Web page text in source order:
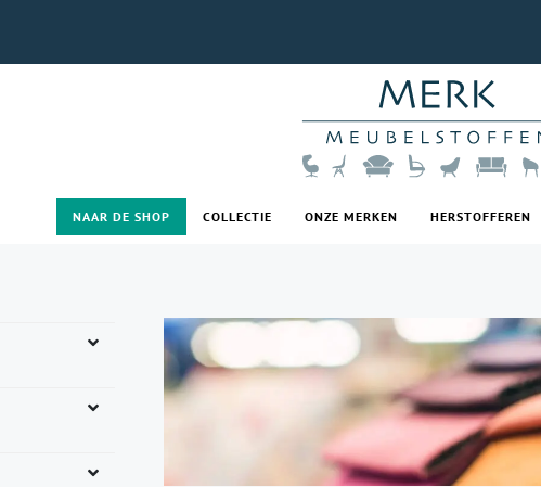
NAAR DE SHOP COLLECTIE ONZE MERKEN HERSTOFFEREN